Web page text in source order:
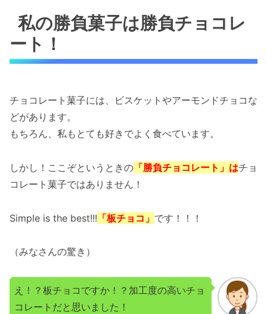
私の勝負菓子は勝負チョコレ
ート！
チョコレート菓子には、ビスケットやアーモンドチョコな
どがあります。
もちろん、私もとても好きでよく食べています。
しかし！ここぞというときの 「勝負チョコレート」はチョ
コレート菓子ではありません！
Simple is the best!!! 「板チョコ」 です！！！
（みなさんの驚き）
え！？板チョコですか！？加工度の高いチョ
コレートだと思いました！